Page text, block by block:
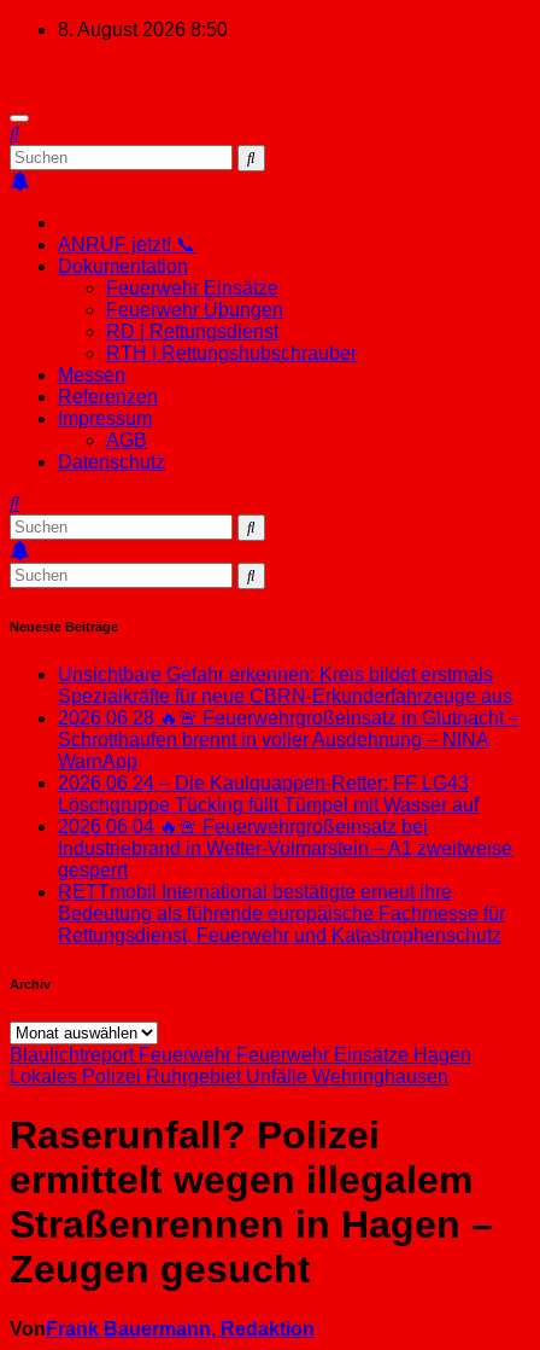
Zum
8. August 2026 8:50
ANRUF jetzt! 📞
Dokumentation
Feuerwehr Einsätze
Feuerwehr Übungen
RD | Rettungsdienst
RTH | Rettungshubschrauber
Messen
Referenzen
Impressum
AGB
Datenschutz
Neueste Beiträge
Unsichtbare Gefahr erkennen: Kreis bildet erstmals
Spezialkräfte für neue CBRN-Erkunderfahrzeuge aus
2026 06 28 🔥🚨 Feuerwehrgroßeinsatz in Glutnacht –
Schrotthaufen brennt in voller Ausdehnung – NINA
WarnApp
2026 06 24 – Die Kaulquappen-Retter: FF LG43
Löschgruppe Tücking füllt Tümpel mit Wasser auf
2026 06 04 🔥🚨 Feuerwehrgroßeinsatz bei
Industriebrand in Wetter-Volmarstein – A1 zweitweise
gesperrt
RETTmobil International bestätigte erneut ihre
Bedeutung als führende europäische Fachmesse für
Rettungsdienst, Feuerwehr und Katastrophenschutz
Archiv
Archiv
Blaulichtreport Feuerwehr Feuerwehr Einsätze Hagen
Lokales Polizei Ruhrgebiet Unfälle Wehringhausen
Raserunfall? Polizei
ermittelt wegen illegalem
Straßenrennen in Hagen –
Zeugen gesucht
Von Frank Bauermann, Redaktion